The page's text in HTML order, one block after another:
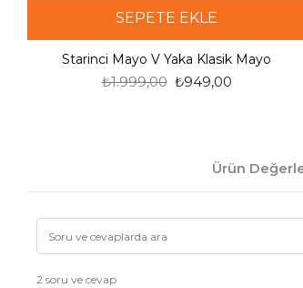
SEPETE EKLE
Starinci Mayo V Yaka Klasik Mayo
₺949,00
₺1.999,00
Ürün
2 soru ve cevap